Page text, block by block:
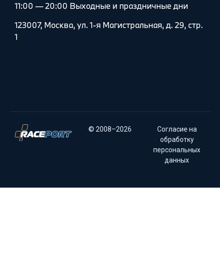
11:00 — 20:00 Выходные и праздничные дни
123007, Москва, ул. 1-я Магистральная, д. 29, стр.
1
© 2008–2026
Согласие на
обработку
персональных
данных